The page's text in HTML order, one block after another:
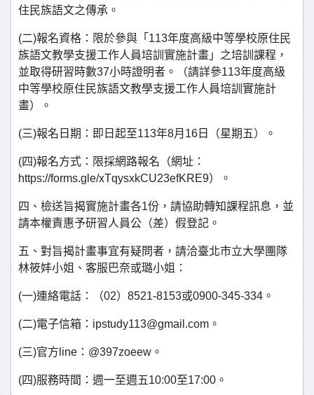
住民族語文之傳承。
(二)報名資格：限於參與「113年度高級中等學校原住民
族語文教學支援工作人員培訓實施計畫」之培訓課程，
並取得研習時數37小時證明者。（請詳參113年度高級
中等學校原住民族語文教學支援工作人員培訓實施計
畫）。
(三)報名日期：即日起至113年8月16日（星期五）。
(四)報名方式：限採網路報名（網址：
https://forms.gle/xTqysxkCU23efKRE9）。
四、檢送旨揭實施計畫各1份，請協助轉知課程訊息，並
請本權責惠予研習人員公（差）假登記。
五、對旨揭計畫事宜有疑問者，請洽臺北市立大學團隊
林筱妦小姐、客服巴奈或璐小姐：
(一)連絡電話：（02）8521-8153或0900-345-334。
(二)電子信箱：ipstudy113@gmail.com。
(三)官方line：@397zoeew。
(四)服務時間：週一至週五10:00至17:00。